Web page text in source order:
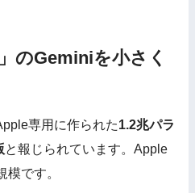
のGeminiを小さく
専用に作られた1.2兆パラ
と報じられています。Apple
模です。